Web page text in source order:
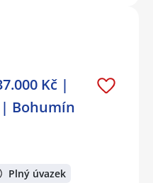
Kč |
Bohumín
Plný úvazek